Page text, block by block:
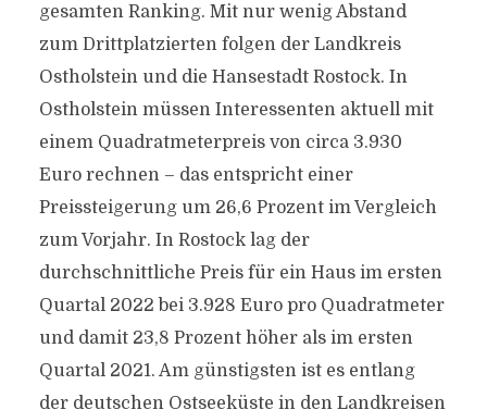
gesamten Ranking. Mit nur wenig Abstand
zum Drittplatzierten folgen der Landkreis
Ostholstein und die Hansestadt Rostock. In
Ostholstein müssen Interessenten aktuell mit
einem Quadratmeterpreis von circa 3.930
Euro rechnen – das entspricht einer
Preissteigerung um 26,6 Prozent im Vergleich
zum Vorjahr. In Rostock lag der
durchschnittliche Preis für ein Haus im ersten
Quartal 2022 bei 3.928 Euro pro Quadratmeter
und damit 23,8 Prozent höher als im ersten
Quartal 2021. Am günstigsten ist es entlang
der deutschen Ostseeküste in den Landkreisen